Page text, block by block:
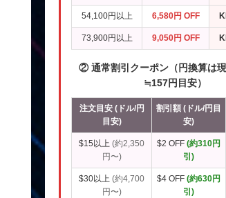
54,100円以上 6,580円 OFF
73,900円以上 9,050円 OFF
② 通常割引クーポン（円換算は
≒157円目安）
注文目安 (ドル/円
目安)
割引額 (ドル/円目
安)
$15以上 (約2,350
円〜)
$2 OFF (約310円
引)
$30以上 (約4,700
円〜)
$4 OFF (約630円
引)